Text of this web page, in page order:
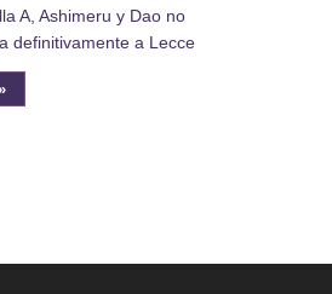
A, Ashimeru y Dao no
definitivamente a Lecce